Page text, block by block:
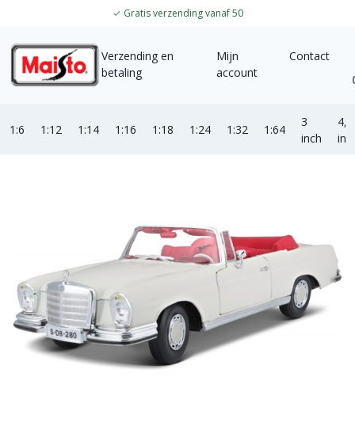
✓ Gratis verzending vanaf 50
Verzending en
betaling
Mijn
account
Contact
1:6 1:12 1:14 1:16 1:18 1:24 1:32 1:64
3
inch
4,5